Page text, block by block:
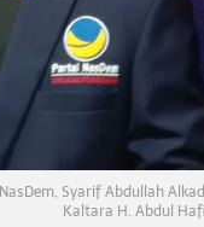
Syarif Abdullah
Kaltara H. Abdul